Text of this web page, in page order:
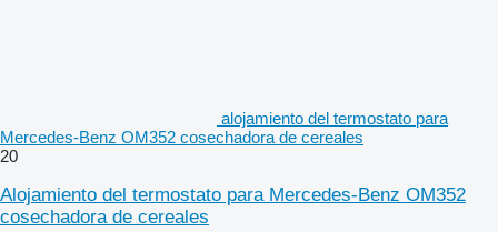
alojamiento del termostato para
Mercedes-Benz OM352 cosechadora de cereales
20
Alojamiento del termostato para Mercedes-Benz OM352
cosechadora de cereales